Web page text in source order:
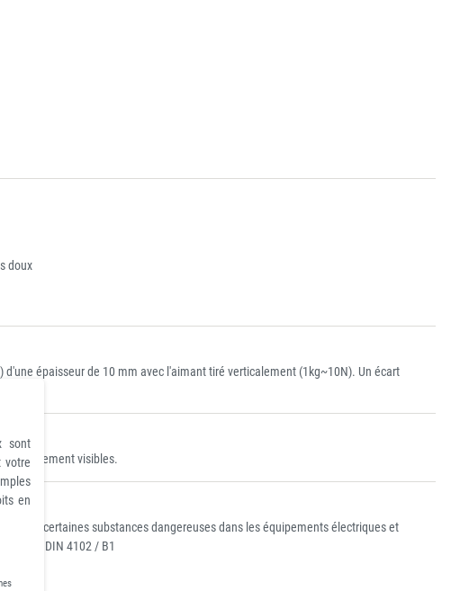
doux
épaisseur de 10 mm avec l'aimant tiré verticalement (1kg~10N). Un écart
clairement visibles.
de certaines substances dangereuses dans les équipements électriques et
DIN 4102 / B1
sont
votre
en